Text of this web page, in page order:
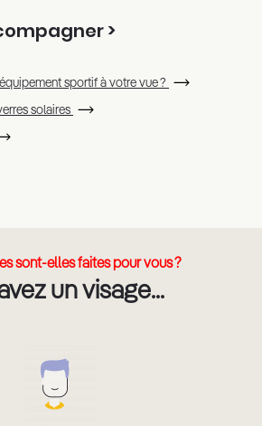
>
sportif à votre vue ?
solaires
sont-elles faites pour vous ?
un visage...